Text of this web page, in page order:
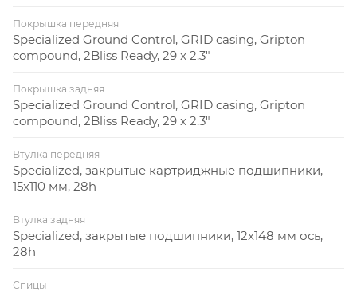
Покрышка передняя
Specialized Ground Control, GRID casing, Gripton
compound, 2Bliss Ready, 29 x 2.3"
Покрышка задняя
Specialized Ground Control, GRID casing, Gripton
compound, 2Bliss Ready, 29 x 2.3"
Втулка передняя
Specialized, закрытые картриджные подшипники,
15x110 мм, 28h
Втулка задняя
Specialized, закрытые подшипники, 12x148 мм ось,
28h
Спицы